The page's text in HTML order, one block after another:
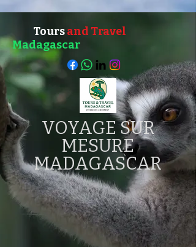
Toursand Travel
Madagascar
VOYAGE SUR
MESURE
MADAGASCAR